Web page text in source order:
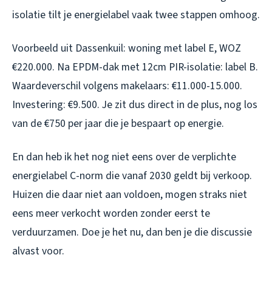
isolatie tilt je energielabel vaak twee stappen omhoog.
Voorbeeld uit Dassenkuil: woning met label E, WOZ
€220.000. Na EPDM-dak met 12cm PIR-isolatie: label B.
Waardeverschil volgens makelaars: €11.000-15.000.
Investering: €9.500. Je zit dus direct in de plus, nog los
van de €750 per jaar die je bespaart op energie.
En dan heb ik het nog niet eens over de verplichte
energielabel C-norm die vanaf 2030 geldt bij verkoop.
Huizen die daar niet aan voldoen, mogen straks niet
eens meer verkocht worden zonder eerst te
verduurzamen. Doe je het nu, dan ben je die discussie
alvast voor.